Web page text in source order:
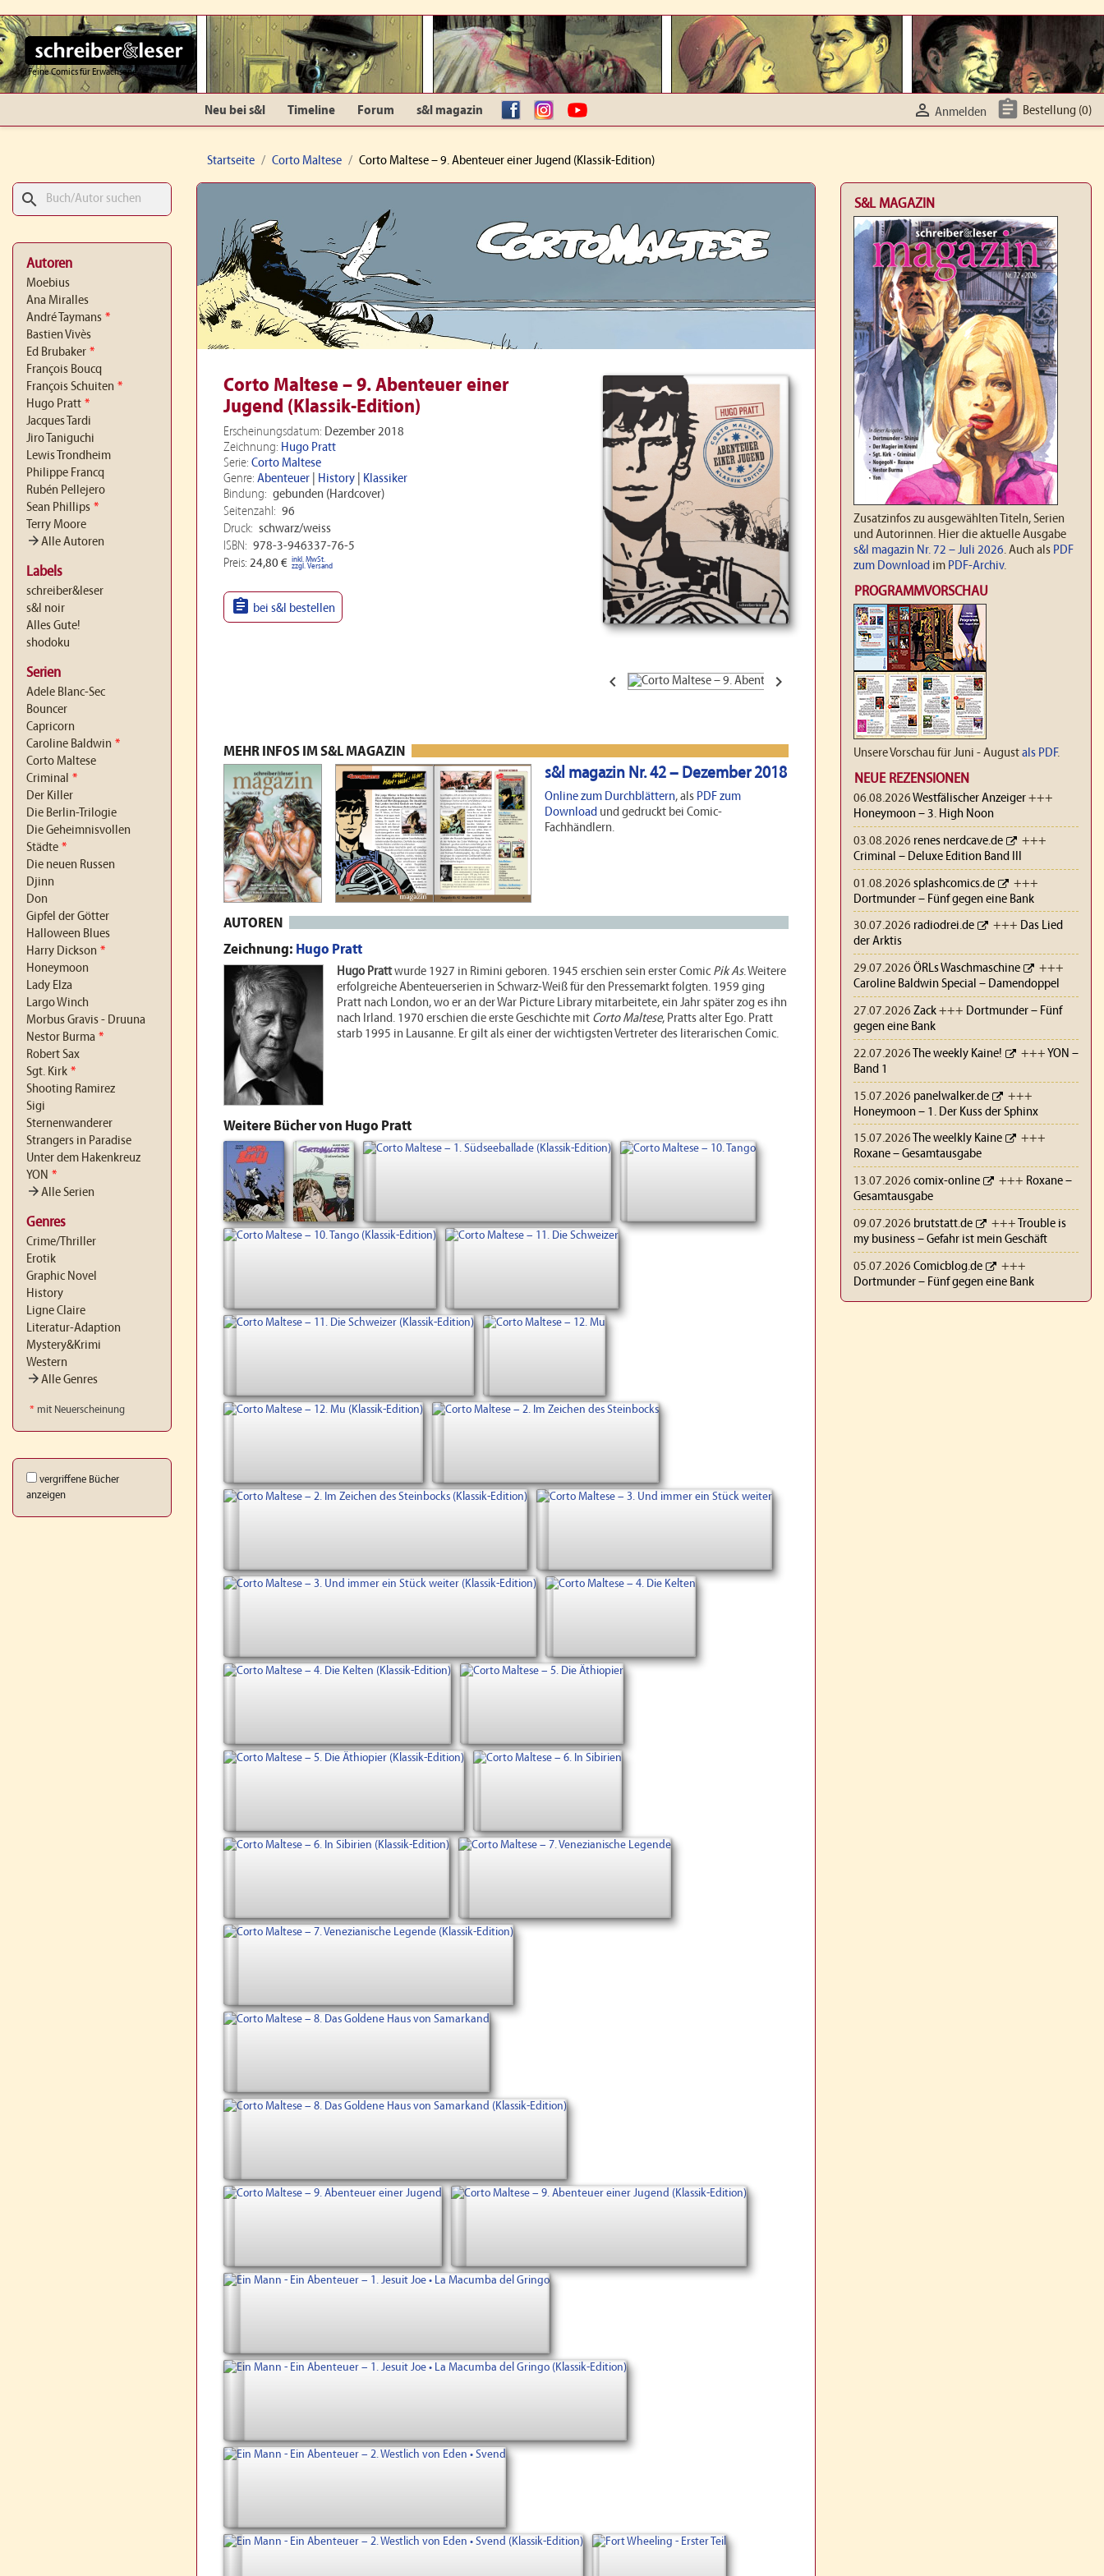
Feine Comics für Erwachsene
Neu bei s&l Timeline Forum s&l magazin facebookInstagramYouTube  Anmelden  Bestellung (0)
Startseite Corto Maltese Corto Maltese – 9. Abenteuer einer Jugend (Klassik-Edition)
search
Autoren
Moebius
Ana Miralles
André Taymans *
Bastien Vivès
Ed Brubaker *
François Boucq
François Schuiten *
Hugo Pratt *
Jacques Tardi
Jiro Taniguchi
Lewis Trondheim
Philippe Francq
Rubén Pellejero
Sean Phillips *
Terry Moore
arrow_forwardAlle Autoren
Labels
schreiber&leser
s&l noir
Alles Gute!
shodoku
Serien
Adele Blanc-Sec
Bouncer
Capricorn
Caroline Baldwin *
Corto Maltese
Criminal *
Der Killer
Die Berlin-Trilogie
Die Geheimnisvollen
Städte *
Die neuen Russen
Djinn
Don
Gipfel der Götter
Halloween Blues
Harry Dickson *
Honeymoon
Lady Elza
Largo Winch
Morbus Gravis - Druuna
Nestor Burma *
Robert Sax
Sgt. Kirk *
Shooting Ramirez
Sigi
Sternenwanderer
Strangers in Paradise
Unter dem Hakenkreuz
YON *
arrow_forwardAlle Serien
Genres
Crime/Thriller
Erotik
Graphic Novel
History
Ligne Claire
Literatur-Adaption
Mystery&Krimi
Western
arrow_forwardAlle Genres
* mit Neuerscheinung
vergriffene Bücher
anzeigen
 
Corto Maltese – 9. Abenteuer einer
Jugend (Klassik-Edition)
Erscheinungsdatum: Dezember 2018
Zeichnung: Hugo Pratt
Serie: Corto Maltese
Genre: Abenteuer History
Klassiker
Bindung: gebunden (Hardcover)
Seitenzahl: 96
Druck: schwarz/weiss
ISBN: 978-3-946337-76-5
Preis: 24,80 € inkl. MwSt.
zzgl. Versand
 bei s&l bestellen
MEHR INFOS IM S&L MAGAZIN
s&l magazin Nr. 42 – Dezember 2018
Online zum Durchblättern, als PDF zum
Download und gedruckt bei Comic-
Fachhändlern.
AUTOREN
Zeichnung: Hugo Pratt
Hugo Prattwurde 1927 in Rimini geboren. 1945 erschien sein erster Comic Pik As. Weitere
erfolgreiche Abenteuerserien in Schwarz-Weiß für den Pressemarkt folgten. 1959 ging
Pratt nach London, wo er an der War Picture Library mitarbeitete, ein Jahr später zog es ihn
nach Irland. 1970 erschien die erste Geschichte mit Corto Maltese, Pratts alter Ego. Pratt
starb 1995 in Lausanne. Er gilt als einer der wichtigsten Vertreter des literarischen Comic.
Weitere Bücher von Hugo Pratt
S&L MAGAZIN
Zusatzinfos zu ausgewählten Titeln, Serien
und Autorinnen. Hier die aktuelle Ausgabe
s&l magazin Nr. 72 – Juli 2026. Auch als PDF
zum Download im PDF-Archiv.
PROGRAMMVORSCHAU
Unsere Vorschau für Juni - Augustals PDF.
NEUE REZENSIONEN
06.08.2026Westfälischer Anzeiger+++
Honeymoon – 3. High Noon
03.08.2026 renes nerdcave.de
+++
Criminal – Deluxe Edition Band III
01.08.2026 splashcomics.de
+++
Dortmunder – Fünf gegen eine Bank
30.07.2026 radiodrei.de +++ Das Lied
der Arktis
29.07.2026 ÖRLs Waschmaschine
+++
Caroline Baldwin Special – Damendoppel
27.07.2026 Zack+++ Dortmunder – Fünf
gegen eine Bank
22.07.2026 The weekly Kaine! +++YON –
Band 1
15.07.2026 panelwalker.de
+++
Honeymoon – 1. Der Kuss der Sphinx
15.07.2026 The weelkly Kaine
+++
Roxane – Gesamtausgabe
13.07.2026 comix-online +++ Roxane –
Gesamtausgabe
09.07.2026 brutstatt.de +++
Trouble is
my business – Gefahr ist mein Geschäft
05.07.2026 Comicblog.de
+++
Dortmunder – Fünf gegen eine Bank